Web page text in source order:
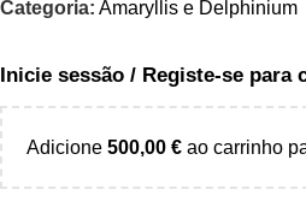
Categoria: Amaryllis e Delphinium
Inicie sessão / Registe-se para
Adicione 500,00 € ao carrinho